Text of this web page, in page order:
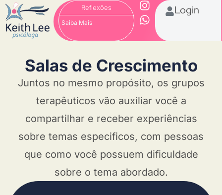
Reflexões
Saiba Mais
Login
Salas de Crescimento
Juntos no mesmo propósito, os grupos
terapêuticos vão auxiliar você a
compartilhar e receber experiências
sobre temas especificos, com pessoas
que como você possuem dificuldade
sobre o tema abordado.